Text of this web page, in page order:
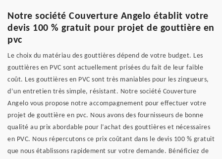
Notre société Couverture Angelo établit votre
devis 100 % gratuit pour projet de gouttière en
pvc
Le choix du matériau des gouttières dépend de votre budget. Les
gouttières en PVC sont actuellement prisées du fait de leur faible
coût. Les gouttières en PVC sont très maniables pour les zingueurs,
d’un entretien très simple, résistant. Notre société Couverture
Angelo vous propose notre accompagnement pour effectuer votre
projet de gouttière en pvc. Nous avons des fournisseurs de bonne
qualité au prix abordable pour l’achat des gouttières et nécessaires
en PVC. Nous répercutons ce prix coûtant dans le devis 100 % gratuit
que nous établissons rapidement sur votre demande. Bénéficiez de